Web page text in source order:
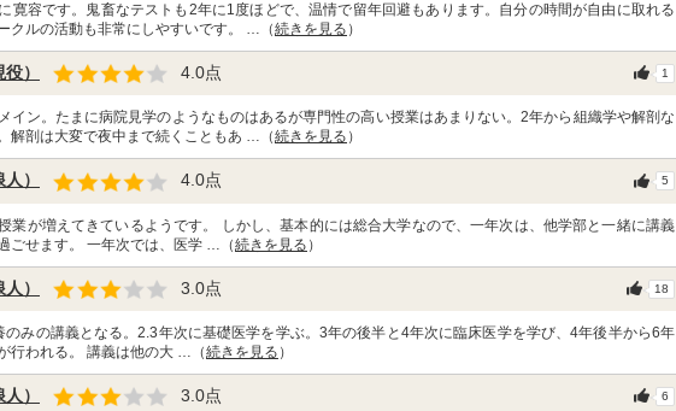
寛容です。鬼畜なテストも2年に1度ほどで、温情で留年回避もあります。自分の時間が自由に取れる
クルの活動も非常にしやすいです。 …（続きを見る ）
） 4.0点 1
イン。たまに病院見学のようなものはあるが専門性の高い授業はあまりない。2年から組織学や解剖な
解剖は大変で夜中まで続くこともあ …（続きを見る ）
） 4.0点 5
業が増えてきているようです。 しかし、基本的には総合大学なので、一年次は、他学部と一緒に講義
ごせます。 一年次では、医学 …（続きを見る ）
） 3.0点 18
のみの講義となる。2.3年次に基礎医学を学ぶ。3年の後半と4年次に臨床医学を学び、4年後半から6年
行われる。 講義は他の大 …（続きを見る ）
） 3.0点 6